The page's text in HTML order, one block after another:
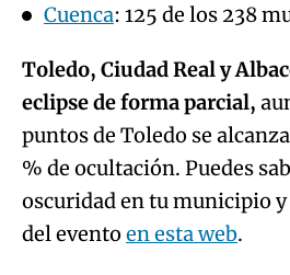
Cuenca: 125 de los 238
Toledo, Ciudad Real y
eclipse de forma parcial,
puntos de Toledo se
% de ocultación. Puedes
oscuridad en tu municipio
del evento en esta web.